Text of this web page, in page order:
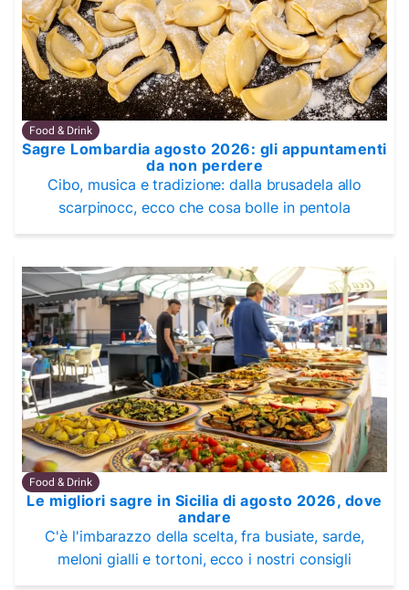
Food & Drink
Sagre Lombardia agosto 2026: gli appuntamenti
da non perdere
Cibo, musica e tradizione: dalla brusadela allo
scarpinocc, ecco che cosa bolle in pentola
Food & Drink
Le migliori sagre in Sicilia di agosto 2026, dove
andare
C'è l'imbarazzo della scelta, fra busiate, sarde,
meloni gialli e tortoni, ecco i nostri consigli